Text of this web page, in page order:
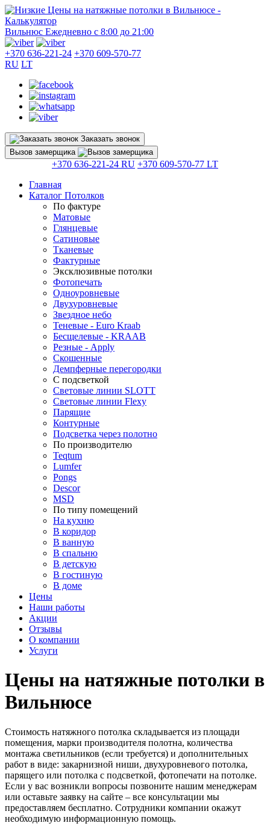
Вильнюс Ежедневно с 8:00 до 21:00
+370 636-221-24 +370 609-570-77
RU LT
Заказать звонок
Вызов замерщика
+370 636-221-24 RU +370 609-570-77 LT
Главная
Каталог Потолков
По фактуре
Матовые
Глянцевые
Сатиновые
Тканевые
Фактурные
Эксклюзивные потолки
Фотопечать
Одноуровневые
Двухуровневые
Звездное небо
Теневые - Euro Kraab
Бесщелевые - KRAAB
Резные - Apply
Скошенные
Демпферные перегородки
С подсветкой
Световые линии SLOTT
Световые линии Flexy
Парящие
Контурные
Подсветка через полотно
По производителю
Teqtum
Lumfer
Pongs
Descor
MSD
По типу помещений
На кухню
В коридор
В ванную
В спальню
В детскую
В гостиную
В доме
Цены
Наши работы
Акции
Отзывы
О компании
Услуги
Цены на натяжные потолки в
Вильнюсе
Стоимость натяжного потолка складывается из площади
помещения, марки производителя полотна, количества
монтажа светильников (если требуется) и дополнительных
работ в виде: закарнизной ниши, двухуровневого потолка,
парящего или потолка с подсветкой, фотопечати на потолке.
Если у вас возникли вопросы позвоните нашим менеджерам
или оставьте заявку на сайте – все консультации мы
предоставляем бесплатно. Сотрудники компании окажут
необходимую информационную помощь.